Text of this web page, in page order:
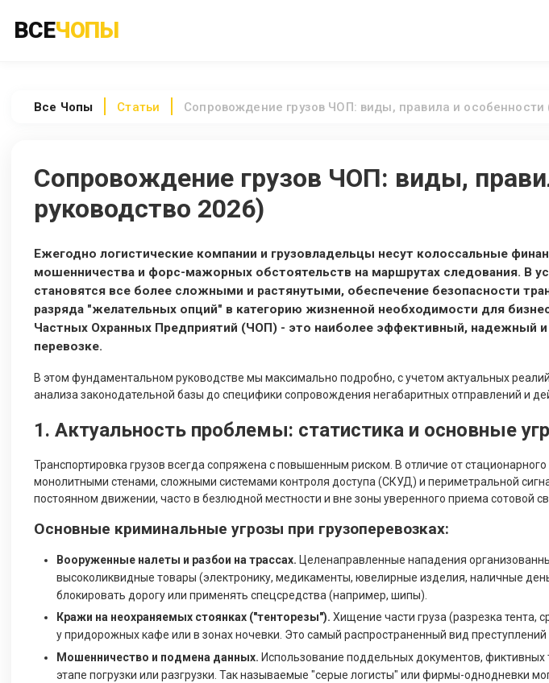
ВСЕЧОПЫ
Все Чопы Статьи Сопровождение грузов ЧОП: виды, правила и особенности
Сопровождение грузов ЧОП: виды,
руководство 2026)
Ежегодно логистические компании и грузовладельцы несут колоссальные
мошенничества и форс-мажорных обстоятельств на маршрутах следования. В
становятся все более сложными и растянутыми, обеспечение безопасности
разряда "желательных опций" в категорию жизненной необходимости для
Частных Охранных Предприятий (ЧОП) - это наиболее эффективный, надежный
перевозке.
В этом фундаментальном руководстве мы максимально подробно, с учетом актуальных
анализа законодательной базы до специфики сопровождения негабаритных отправлений и
1. Актуальность проблемы: статистика и основные
Транспортировка грузов всегда сопряжена с повышенным риском. В отличие от
монолитными стенами, сложными системами контроля доступа (СКУД) и периметральной
постоянном движении, часто в безлюдной местности и вне зоны уверенного приема сотовой
Основные криминальные угрозы при грузоперевозках:
Вооруженные налеты и разбои на трассах. Целенаправленные нападения
высоколиквидные товары (электронику, медикаменты, ювелирные изделия, наличные
блокировать дорогу или применять спецсредства (например, шипы).
Кражи на неохраняемых стоянках ("тенторезы"). Хищение части груза (разрезка тента,
у придорожных кафе или в зонах ночевки. Это самый распространенный вид преступлений
Мошенничество и подмена данных. Использование поддельных документов,
этапе погрузки или разгрузки. Так называемые "серые логисты" или фирмы-однодневки